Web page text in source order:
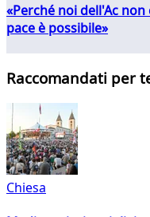
«Perché noi dell'Ac
pace è possibile»
Raccomandati per
Chiesa